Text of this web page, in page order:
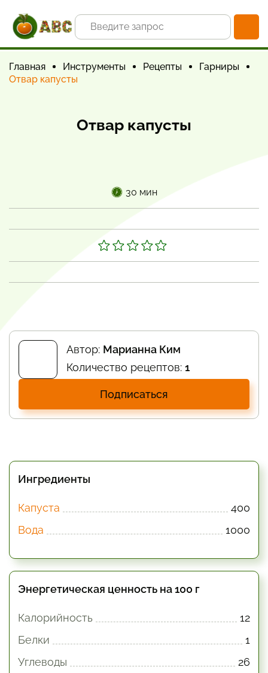
Главная Инструменты Рецепты
Гарниры
Отвар капусты
Отвар капусты
30 мин
Автор: Марианна Ким
Количество рецептов: 1
Подписаться
Ингредиенты
Капуста
400
Вода
1000
Энергетическая ценность на 100 г
Калорийность
12
Белки
1
Углеводы
26